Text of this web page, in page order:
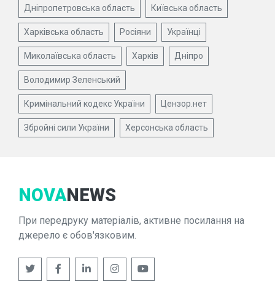
Дніпропетровська область Київська область
Харківська область Росіяни Українці
Миколаївська область Харків Дніпро
Володимир Зеленський
Кримінальний кодекс України Цензор.нет
Збройні сили України Херсонська область
NOVANEWS
При передруку матеріалів, активне посилання на
джерело є обов'язковим.